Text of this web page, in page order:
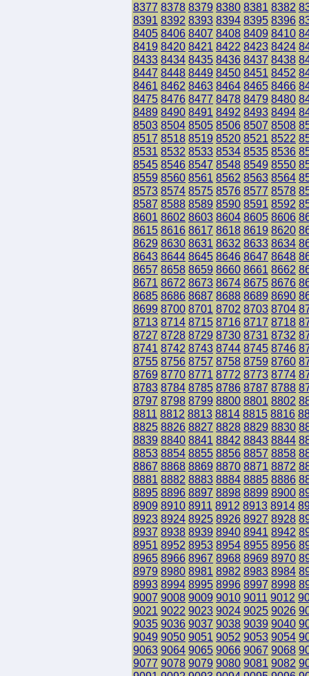
8377 8378 8379 8380 8381 8382
8391 8392 8393 8394 8395 8396
8405 8406 8407 8408 8409 8410
8419 8420 8421 8422 8423 8424
8433 8434 8435 8436 8437 8438
8447 8448 8449 8450 8451 8452
8461 8462 8463 8464 8465 8466
8475 8476 8477 8478 8479 8480
8489 8490 8491 8492 8493 8494
8503 8504 8505 8506 8507 8508
8517 8518 8519 8520 8521 8522
8531 8532 8533 8534 8535 8536
8545 8546 8547 8548 8549 8550
8559 8560 8561 8562 8563 8564
8573 8574 8575 8576 8577 8578
8587 8588 8589 8590 8591 8592
8601 8602 8603 8604 8605 8606
8615 8616 8617 8618 8619 8620
8629 8630 8631 8632 8633 8634
8643 8644 8645 8646 8647 8648
8657 8658 8659 8660 8661 8662
8671 8672 8673 8674 8675 8676
8685 8686 8687 8688 8689 8690
8699 8700 8701 8702 8703 8704
8713 8714 8715 8716 8717 8718
8727 8728 8729 8730 8731 8732
8741 8742 8743 8744 8745 8746
8755 8756 8757 8758 8759 8760
8769 8770 8771 8772 8773 8774
8783 8784 8785 8786 8787 8788
8797 8798 8799 8800 8801 8802
8811 8812 8813 8814 8815 8816
8825 8826 8827 8828 8829 8830
8839 8840 8841 8842 8843 8844
8853 8854 8855 8856 8857 8858
8867 8868 8869 8870 8871 8872
8881 8882 8883 8884 8885 8886
8895 8896 8897 8898 8899 8900
8909 8910 8911 8912 8913 8914
8923 8924 8925 8926 8927 8928
8937 8938 8939 8940 8941 8942
8951 8952 8953 8954 8955 8956
8965 8966 8967 8968 8969 8970
8979 8980 8981 8982 8983 8984
8993 8994 8995 8996 8997 8998
9007 9008 9009 9010 9011 9012
9021 9022 9023 9024 9025 9026
9035 9036 9037 9038 9039 9040
9049 9050 9051 9052 9053 9054
9063 9064 9065 9066 9067 9068
9077 9078 9079 9080 9081 9082